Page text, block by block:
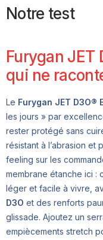
Notre test
Furygan JET
qui ne
Le Furygan JET D3O®
les jours » par
rester protégé sans
résistant à l’abrasion
feeling sur les
membrane étanche ici :
léger et facile à vivre,
D3O et des renforts
glissade. Ajoutez un
empiècements stretch